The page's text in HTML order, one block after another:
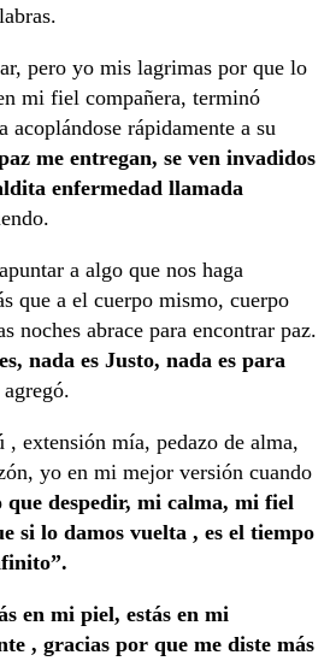
pero yo mis lagrimas por que lo
mi fiel compañera, terminó
acoplándose rápidamente a su
me entregan, se ven invadidos
enfermedad llamada
a algo que nos haga
que a el cuerpo mismo, cuerpo
noches abrace para encontrar paz.
nada es Justo, nada es para
agregó.
, extensión mía, pedazo de alma,
yo en mi mejor versión cuando
que despedir, mi calma, mi fiel
si lo damos vuelta , es el tiempo
en mi piel, estás en mi
, gracias por que me diste más